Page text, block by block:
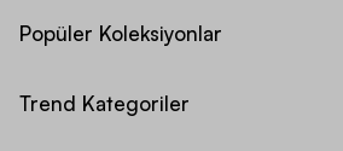
Popüler Koleksiyonlar
Trend Kategoriler